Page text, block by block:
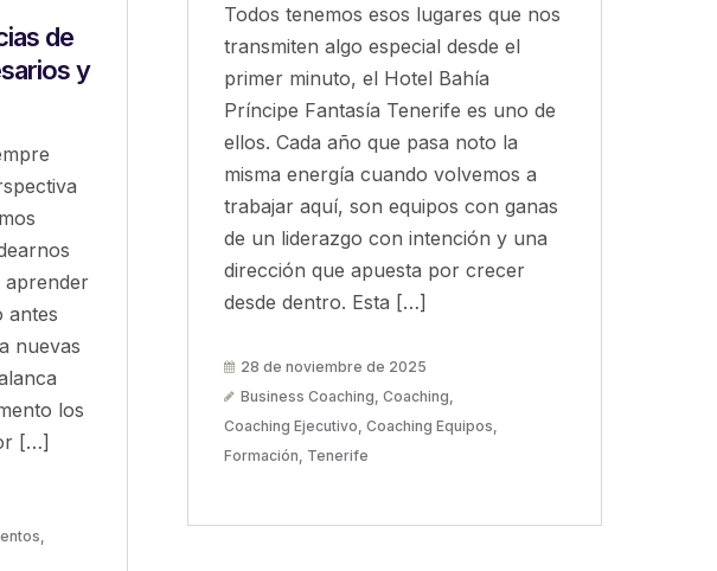
de
y
aprender
antes
nuevas
los
[…]
Todos tenemos esos lugares que nos
transmiten algo especial desde el
primer minuto, el Hotel Bahía
Príncipe Fantasía Tenerife es uno de
ellos. Cada año que pasa noto la
misma energía cuando volvemos a
trabajar aquí, son equipos con ganas
de un liderazgo con intención y una
dirección que apuesta por crecer
desde dentro. Esta […]
28 de noviembre de 2025
Business Coaching Coaching
Coaching Ejecutivo Coaching Equipos
Formación Tenerife